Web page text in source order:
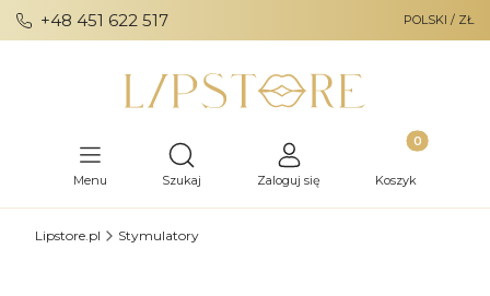
+48 451 622 517 POLSKI / ZŁ
Menu
Otwórz wyszukiwarkę
Szukaj Zaloguj się
Produkty w
Koszyk
Lipstore.pl Stymulatory